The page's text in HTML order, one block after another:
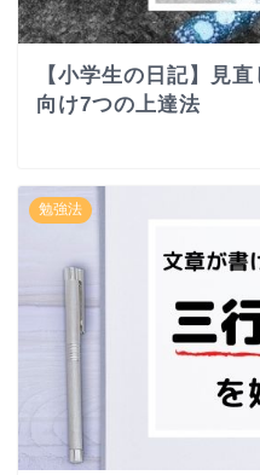
【小学生の日記】見
向け7つの上達法
勉強法